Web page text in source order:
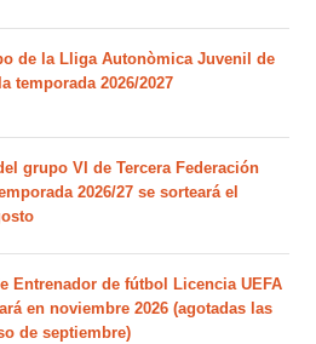
de la Lliga Autonòmica Juvenil de
temporada 2026/2027
grupo VI de Tercera Federación
2026/27 se sorteará el
Entrenador de fútbol Licencia UEFA
en noviembre 2026 (agotadas las
de septiembre)